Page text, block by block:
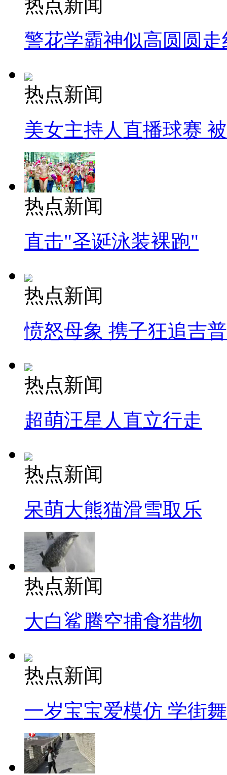
热点新闻
警花学霸神似高圆圆走
热点新闻
美女主持人直播球赛
热点新闻
直击"圣诞泳装裸跑"
热点新闻
愤怒母象 携子狂追吉
热点新闻
超萌汪星人直立行走
热点新闻
呆萌大熊猫滑雪取乐
热点新闻
大白鲨腾空捕食猎物
热点新闻
一岁宝宝爱模仿 学街